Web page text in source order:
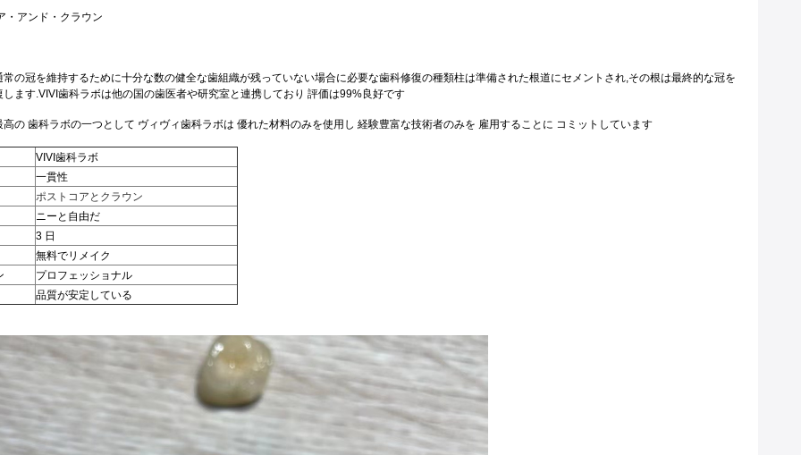
・アンド・クラウン
常の冠を維持するために十分な数の健全な歯組織が残っていない場合に必要な歯科修復の種類柱は準備された根道にセメントされ,その根は最終的な冠を
します.VIVI歯科ラボは他の国の歯医者や研究室と連携しており 評価は99%良好です
の 歯科ラボの一つとして ヴィヴィ歯科ラボは 優れた材料のみを使用し 経験豊富な技術者のみを 雇用することに コミットしています
VIVI歯科ラボ
一貫性
ポストコアとクラウン
ニーと自由だ
3 日
無料でリメイク
プロフェッショナル
品質が安定している